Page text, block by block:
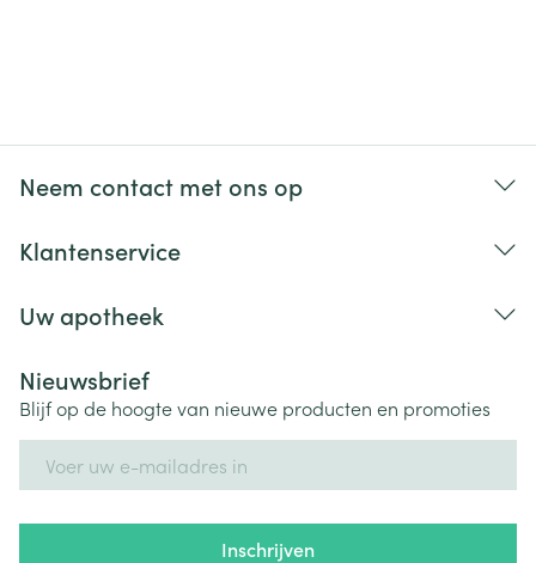
Neem contact met ons op
Klantenservice
Uw apotheek
Nieuwsbrief
Blijf op de hoogte van nieuwe producten en promoties
Inschrijven